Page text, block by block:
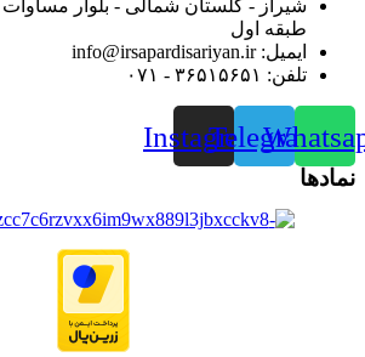
شیراز - گلستان شمالی - بلوار
طبقه اول
ایمیل: info@irsapardisariyan.ir
تلفن: ۳۶۵۱۵۶۵۱ - ۰۷۱
Telegram
Instagram
نمادها